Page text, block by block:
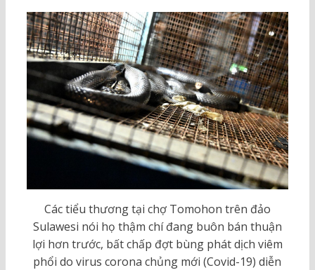
Các tiểu thương tại chợ Tomohon trên đảo
Sulawesi nói họ thậm chí đang buôn bán thuận
lợi hơn trước, bất chấp đợt bùng phát dịch viêm
phổi do virus corona chủng mới (Covid-19) diễn